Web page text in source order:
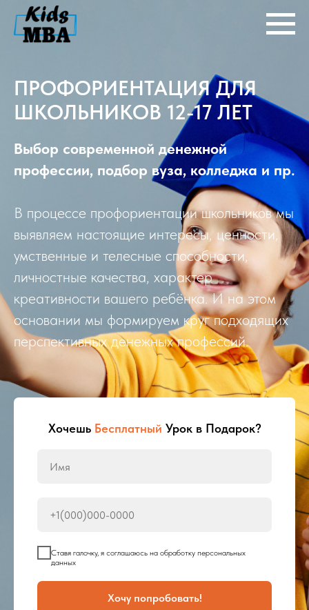
ПРОФОРИЕНТАЦИЯ ДЛЯ
ШКОЛЬНИКОВ 12-17 ЛЕТ
Выбор современной денежной
профессии, подбор вуза, колледжа и пр.
В процессе профориентации школьников мы
выявляем настоящие интересы, ценности,
умственные и телесные способности,
личностные качества, характер
креативности вашего ребёнка. И на этом
основании мы формируем круг подходящих
перспективных денежных профессий.
Хочешь Бесплатный Урок в Подарок?
Cтавя галочку, я соглашаюсь на обработку персональных
данных
Хочу попробовать!